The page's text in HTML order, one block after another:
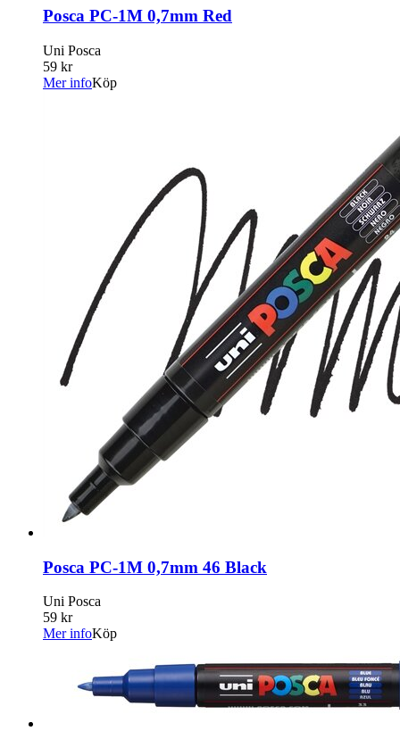
Posca PC-1M 0,7mm Red
Uni Posca
59 kr
Mer infoKöp
Posca PC-1M 0,7mm 46 Black
Uni Posca
59 kr
Mer infoKöp